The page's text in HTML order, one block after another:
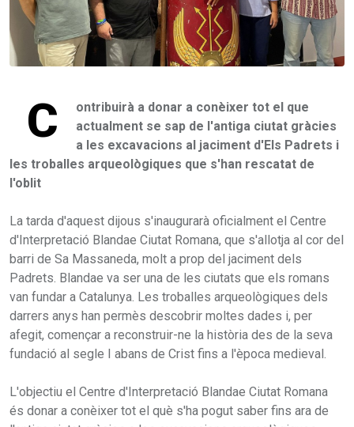
C
ontribuirà a donar a conèixer tot el que
actualment se sap de l'antiga ciutat gràcies
a les excavacions al jaciment d'Els Padrets i
les troballes arqueològiques que s'han rescatat de
l'oblit
La tarda d'aquest dijous s'inaugurarà oficialment el Centre
d'Interpretació Blandae Ciutat Romana, que s'allotja al cor del
barri de Sa Massaneda, molt a prop del jaciment dels
Padrets. Blandae va ser una de les ciutats que els romans
van fundar a Catalunya. Les troballes arqueològiques dels
darrers anys han permès descobrir moltes dades i, per
afegit, començar a reconstruir-ne la història des de la seva
fundació al segle I abans de Crist fins a l'època medieval.
L'objectiu el Centre d'Interpretació Blandae Ciutat Romana
és donar a conèixer tot el què s'ha pogut saber fins ara de